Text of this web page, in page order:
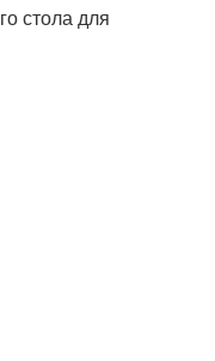
стола для